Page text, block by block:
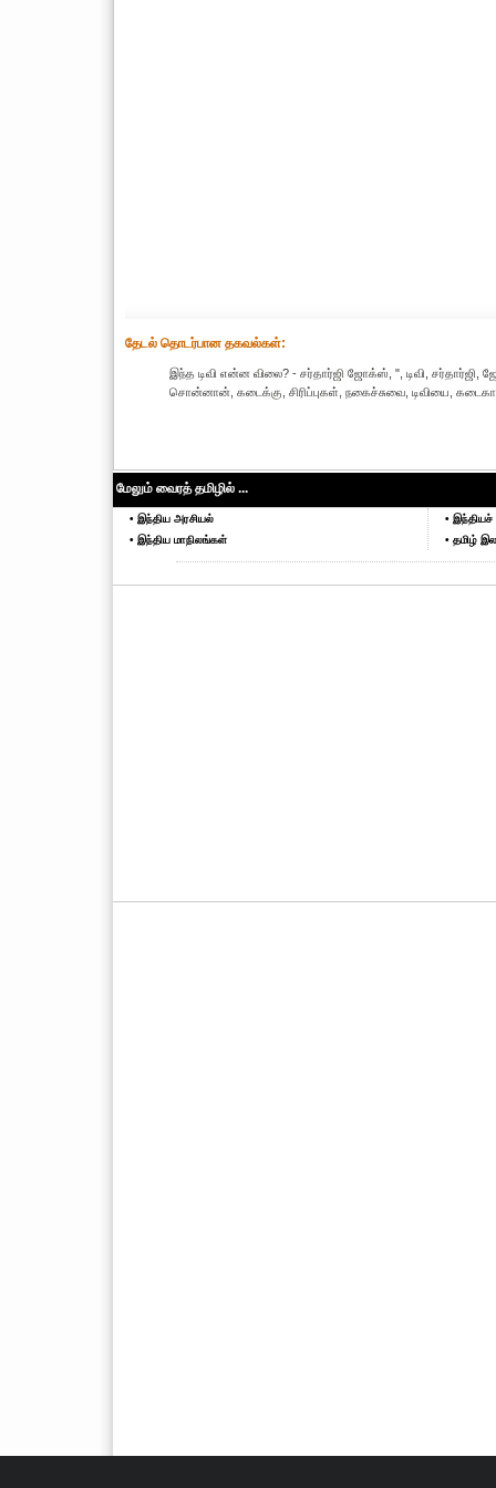
தேட‌ல் தொட‌ர்பான தகவ‌ல்க‌ள்:
இந்த டிவி என்ன விலை? - சர்தார்ஜி ஜோக்ஸ், ", டிவி,
சொன்னான், கடைக்கு, சிரிப்புகள், நகைச்சுவை, டிவியை,
மேலும் வைரத் தமிழில் ...
• இந்திய அரசியல்
• இந்திய மாநிலங்கள்
• இந்தியச்
• தமிழ்